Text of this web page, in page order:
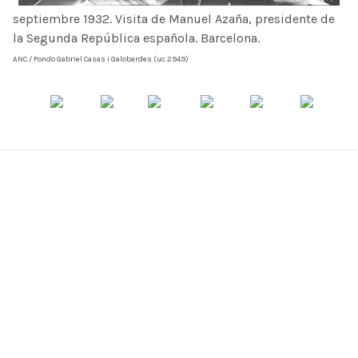
septiembre 1932. Visita de Manuel Azaña, presidente de
la Segunda República española. Barcelona.
ANC / Fondo Gabriel Casas i Galobardes (uc 2949)